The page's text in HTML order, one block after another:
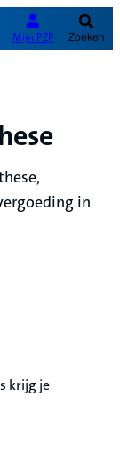
Mijn PZP Zoeken
in
krijg je